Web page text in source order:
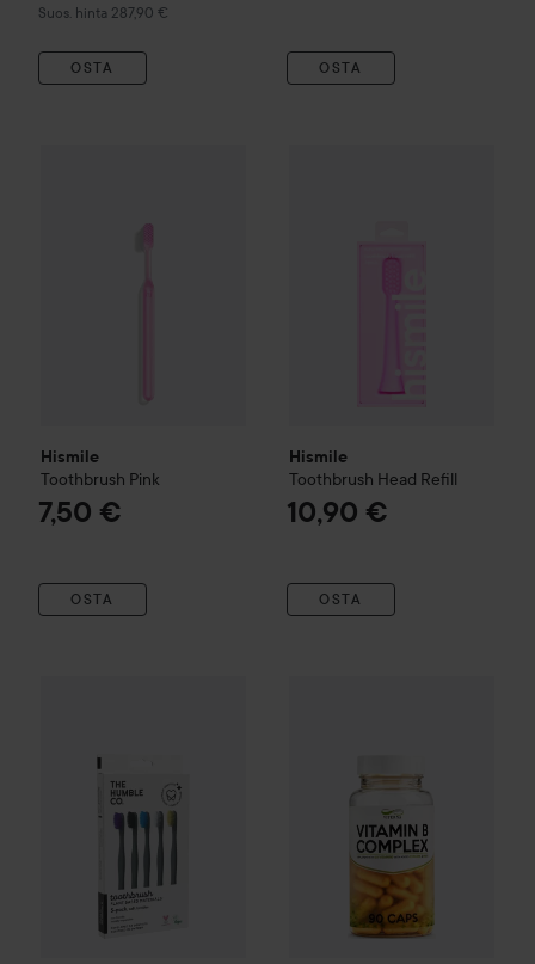
Suos. hinta 287,90 €
Suositeltu hinta 287,90 €
OSTA OSTA
Hismile
Toothbrush Pink
7,50 €
OSTA
Hismile
Toothbrush Head Refill
10,90 €
OSTA